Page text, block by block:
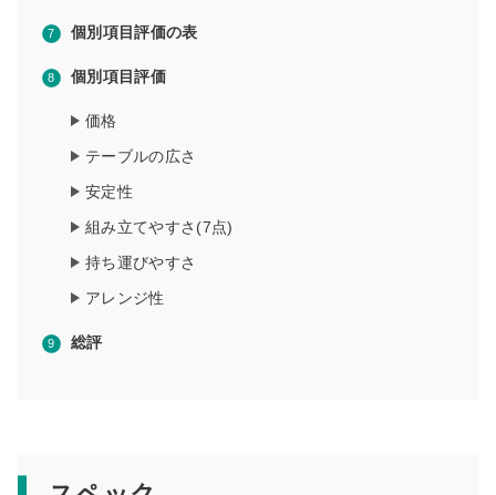
個別項目評価の表
個別項目評価
価格
テーブルの広さ
安定性
組み立てやすさ(7点)
持ち運びやすさ
アレンジ性
総評